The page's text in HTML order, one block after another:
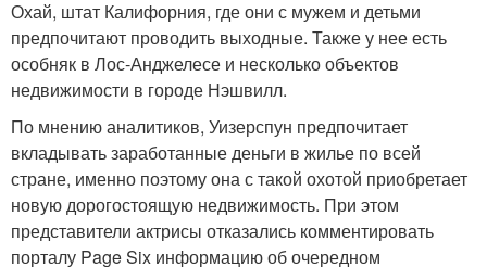
Охай, штат Калифорния, где они с мужем и детьми
предпочитают проводить выходные. Также у нее есть
особняк в Лос-Анджелесе и несколько объектов
недвижимости в городе Нэшвилл.
По мнению аналитиков, Уизерспун предпочитает
вкладывать заработанные деньги в жилье по всей
стране, именно поэтому она с такой охотой приобретает
новую дорогостоящую недвижимость. При этом
представители актрисы отказались комментировать
порталу Page Six информацию об очередном